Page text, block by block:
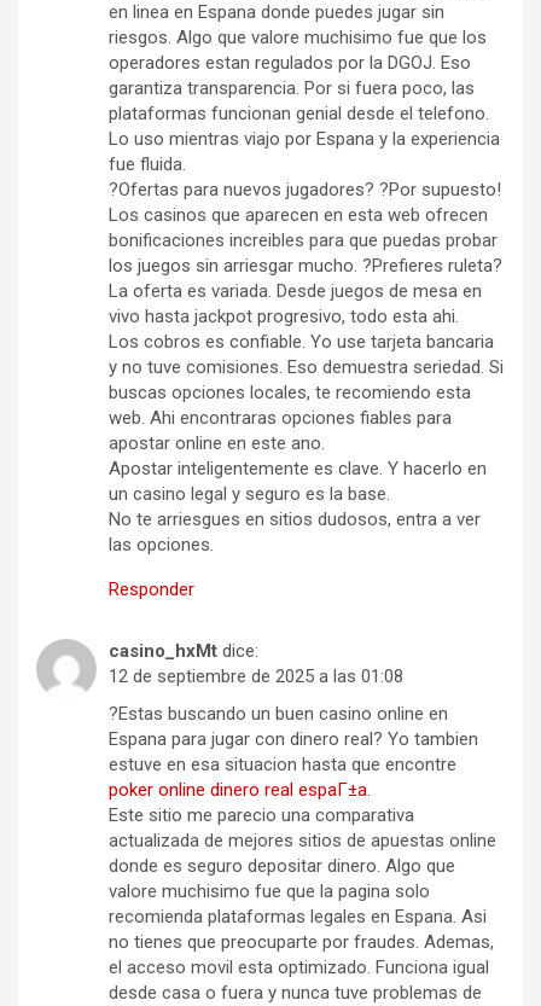
en linea en Espana donde puedes jugar sin
riesgos. Algo que valore muchisimo fue que los
operadores estan regulados por la DGOJ. Eso
garantiza transparencia. Por si fuera poco, las
plataformas funcionan genial desde el telefono.
Lo uso mientras viajo por Espana y la experiencia
fue fluida.
?Ofertas para nuevos jugadores? ?Por supuesto!
Los casinos que aparecen en esta web ofrecen
bonificaciones increibles para que puedas probar
los juegos sin arriesgar mucho. ?Prefieres ruleta?
La oferta es variada. Desde juegos de mesa en
vivo hasta jackpot progresivo, todo esta ahi.
Los cobros es confiable. Yo use tarjeta bancaria
y no tuve comisiones. Eso demuestra seriedad. Si
buscas opciones locales, te recomiendo esta
web. Ahi encontraras opciones fiables para
apostar online en este ano.
Apostar inteligentemente es clave. Y hacerlo en
un casino legal y seguro es la base.
No te arriesgues en sitios dudosos, entra a ver
las opciones.
Responder
casino_hxMt dice:
12 de septiembre de 2025 a las 01:08
?Estas buscando un buen casino online en
Espana para jugar con dinero real? Yo tambien
estuve en esa situacion hasta que encontre
poker online dinero real espaГ±a.
Este sitio me parecio una comparativa
actualizada de mejores sitios de apuestas online
donde es seguro depositar dinero. Algo que
valore muchisimo fue que la pagina solo
recomienda plataformas legales en Espana. Asi
no tienes que preocuparte por fraudes. Ademas,
el acceso movil esta optimizado. Funciona igual
desde casa o fuera y nunca tuve problemas de